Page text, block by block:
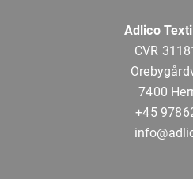
Adlico
CVR
7400
+45